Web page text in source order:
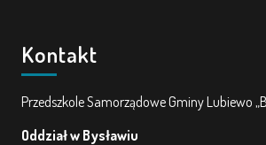
Kontakt
Przedszkole Samorządowe Gminy Lubiewo
Oddział w Bysławiu